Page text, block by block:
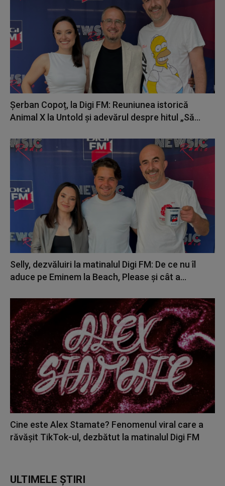
Șerban Copoț, la Digi FM: Reuniunea istorică
Animal X la Untold și adevărul despre hitul „Să...
Selly, dezvăluiri la matinalul Digi FM: De ce nu îl
aduce pe Eminem la Beach, Please și cât a...
Cine este Alex Stamate? Fenomenul viral care a
răvășit TikTok-ul, dezbătut la matinalul Digi FM
ULTIMELE ȘTIRI